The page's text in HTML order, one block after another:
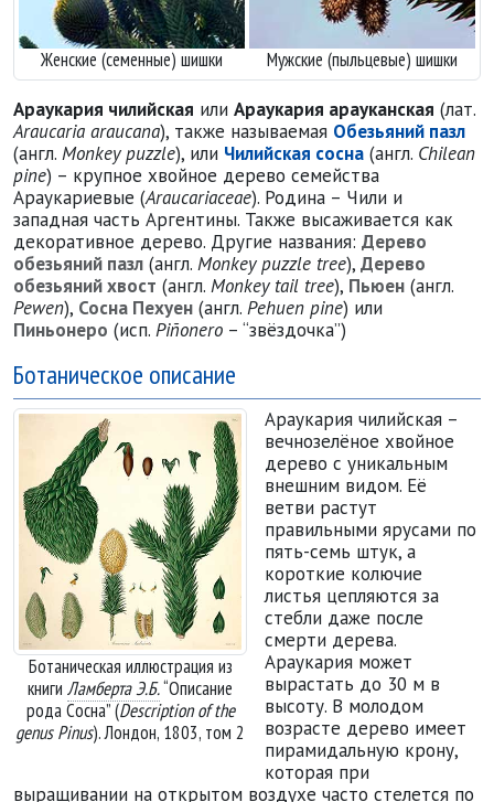
Женские (семенные) шишки Мужские (пыльцевые) шишки
Араукария чилийская или Араукария арауканская (лат.
Araucaria araucana), также называемая Обезьяний пазл
(англ. Monkey puzzle), или Чилийская сосна (англ. Chilean
pine) – крупное хвойное дерево семейства
Араукариевые (Araucariaceae). Родина – Чили и
западная часть Аргентины. Также высаживается как
декоративное дерево. Другие названия: Дерево
обезьяний пазл (англ. Monkey puzzle tree), Дерево
обезьяний хвост (англ. Monkey tail tree), Пьюен (англ.
Pewen), Сосна Пехуен (англ. Pehuen pine) или
Пиньонеро (исп. Piñonero – “звёздочка”)
Ботаническое описание
Ботаническая иллюстрация из
книги Ламберта Э.Б.“Описание
рода Сосна” (Description of the
genus Pinus). Лондон, 1803, том 2
Араукария чилийская –
вечнозелёное хвойное
дерево с уникальным
внешним видом. Её
ветви растут
правильными ярусами по
пять-семь штук, а
короткие колючие
листья цепляются за
стебли даже после
смерти дерева.
Араукария может
вырастать до 30 м в
высоту. В молодом
возрасте дерево имеет
пирамидальную крону,
которая при
выращивании на открытом воздухе часто стелется по